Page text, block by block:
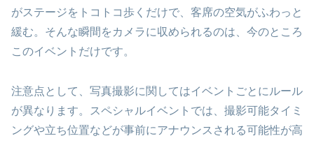
がステージをトコトコ歩くだけで、客席の空気がふわっと
緩む。そんな瞬間をカメラに収められるのは、今のところ
このイベントだけです。
注意点として、写真撮影に関してはイベントごとにルール
が異なります。スペシャルイベントでは、撮影可能タイミ
ングや立ち位置などが事前にアナウンスされる可能性が高